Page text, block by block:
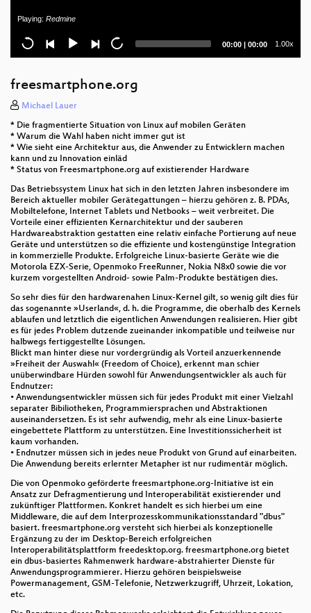
Using Qt Creator For Desktop And Embedded
Development
The Freenet Project
Understanding and fixing cross-compilation
requirements
Da Vinci VM
ZFS
OpenJDK & JDK 7
Playing: Redmine
Current
00:00 | Total
00:00 1.00x
freesmartphone.org
Michael Lauer
* Die fragmentierte Situation von Linux auf mobilen Geräten
* Warum die Wahl haben nicht immer gut ist
* Wie sieht eine Architektur aus, die Anwender zu Entwicklern machen
kann und zu Innovation einläd
* Status von Freesmartphone.org auf existierender Hardware
Das Betriebssystem Linux hat sich in den letzten Jahren insbesondere im
Bereich aktueller mobiler Gerätegattungen – hierzu gehören z. B. PDAs,
Mobiltelefone, Internet Tablets und Netbooks – weit verbreitet. Die
Vorteile einer effizienten Kernarchitektur und der sauberen
Hardwareabstraktion gestatten eine relativ einfache Portierung auf neue
Geräte und unterstützen so die effiziente und kostengünstige Integration
in kommerzielle Produkte. Erfolgreiche Linux-basierte Geräte wie die
Motorola EZX-Serie, Openmoko FreeRunner, Nokia N8x0 sowie die vor
kurzem vorgestellten Android- sowie Palm-Produkte bestätigen dies.
So sehr dies für den hardwarenahen Linux-Kernel gilt, so wenig gilt dies für
das sogenannte »Userland«, d. h. die Programme, die oberhalb des Kernels
ablaufen und letztlich die eigentlichen Anwendungen realisieren. Hier gibt
es für jedes Problem dutzende zueinander inkompatible und teilweise nur
halbwegs fertiggestellte Lösungen.
Blickt man hinter diese nur vordergründig als Vorteil anzuerkennende
»Freiheit der Auswahl« (Freedom of Choice), erkennt man schier
unüberwindbare Hürden sowohl für Anwendungsentwickler als auch für
Endnutzer:
• Anwendungsentwickler müssen sich für jedes Produkt mit einer Vielzahl
separater Bibiliotheken, Programmiersprachen und Abstraktionen
auseinandersetzen. Es ist sehr aufwendig, mehr als eine Linux-basierte
eingebettete Plattform zu unterstützen. Eine Investitionssicherheit ist
kaum vorhanden.
• Endnutzer müssen sich in jedes neue Produkt von Grund auf einarbeiten.
Die Anwendung bereits erlernter Metapher ist nur rudimentär möglich.
Die von Openmoko geförderte freesmartphone.org-Initiative ist ein
Ansatz zur Defragmentierung und Interoperabilität existierender und
zukünftiger Plattformen. Konkret handelt es sich hierbei um eine
Middleware, die auf dem Interprozesskommunikationsstandard "dbus"
basiert. freesmartphone.org versteht sich hierbei als konzeptionelle
Ergänzung zu der im Desktop-Bereich erfolgreichen
Interoperabilitätsplattform freedesktop.org. freesmartphone.org bietet
ein dbus-basiertes Rahmenwerk hardware-abstrahierter Dienste für
Anwendungsprogrammierer. Hierzu gehören beispielsweise
Powermanagement, GSM-Telefonie, Netzwerkzugriff, Uhrzeit, Lokation,
etc.